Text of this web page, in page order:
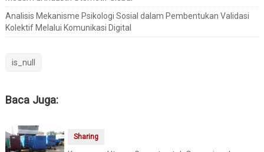
Analisis Mekanisme Psikologi Sosial dalam Pembentukan Validasi
Kolektif Melalui Komunikasi Digital
is_null
Baca Juga:
Sharing